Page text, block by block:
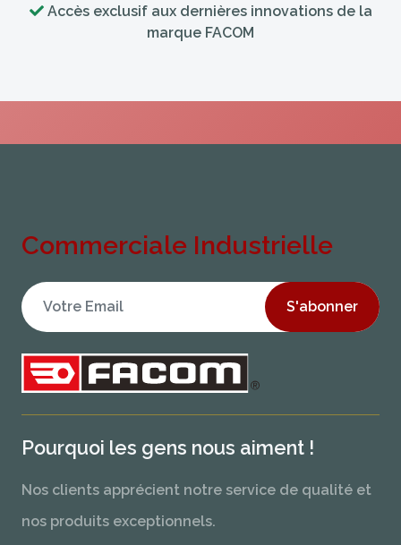
Accès exclusif aux dernières innovations de la
marque FACOM
Commerciale Industrielle
S'abonner
Pourquoi les gens nous aiment !
Nos clients apprécient notre service de qualité et
nos produits exceptionnels.